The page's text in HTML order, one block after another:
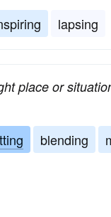
lapsing
place or
blending